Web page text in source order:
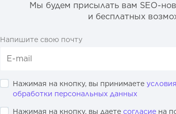
Мы будем присылать вам SEO-
и бесплатных
Напишите свою почту
Нажимая на кнопку, вы принимаете
обработки персональных данных
Нажимая на кнопку, вы даете согласие на